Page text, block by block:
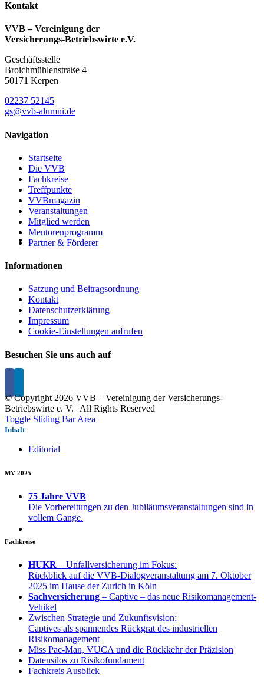
Kontakt
VVB – Vereinigung der
Versicherungs-Betriebswirte e.V.
Geschäftsstelle
Broichmühlenstraße 4
50171 Kerpen
02237 52145
gs@vvb-alumni.de
Navigation
Startseite
Die VVB
Fachkreise
Treffpunkte
VVBmagazin
Veranstaltungen
Mitglied werden
Mentorenprogramm
Partner & Förderer
Informationen
Satzung und Beitragsordnung
Kontakt
Datenschutzerklärung
Impressum
Cookie-Einstellungen aufrufen
Besuchen Sie uns auch auf
© Copyright 2026 VVB – Vereinigung der Versicherungs-
Betriebswirte e. V. | All Rights Reserved
Toggle Sliding Bar Area
Inhalt
Editorial
MV 2025
75 Jahre VVB
Die Vorbereitungen zu den Jubiläumsveranstaltungen sind in
vollem Gange.
Fachkreise
HUKR – Unfallversicherung im Fokus:
Rückblick auf die VVB-Dialogveranstaltung am 7. Oktober
2025 im Hause der Zurich in Köln
Sachversicherung – Captive – das neue Risikomanagement-
Vehikel
Zwischen Strategie und Zukunftsvision:
Captives als spannendes Rückgrat des industriellen
Risikomanagement
Miss Pac-Man, VUCA und die Rückkehr der Präzision
Datensilos zu Risikofundament
Fachkreis Ausblick